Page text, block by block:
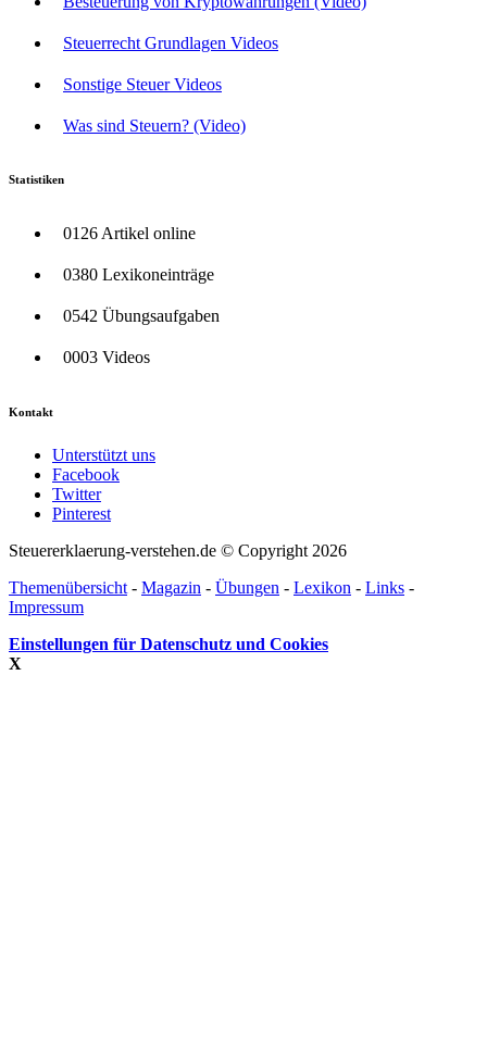
Steuerrecht Grundlagen Videos
Sonstige Steuer Videos
Was sind Steuern? (Video)
Statistiken
0126 Artikel online
0380 Lexikoneinträge
0542 Übungsaufgaben
0003 Videos
Kontakt
Unterstützt uns
Facebook
Twitter
Pinterest
Steuererklaerung-verstehen.de © Copyright 2026
Themenübersicht - Magazin - Übungen - Lexikon - Links -
Impressum
Einstellungen für Datenschutz und Cookies
X